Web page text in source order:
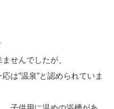
せんでしたが、
は”温泉”と認められていま